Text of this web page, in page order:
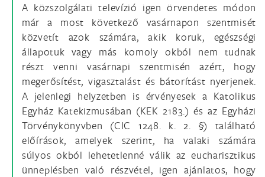
A közszolgálati televízió igen örvendetes módon
már a most következő vasárnapon szentmisét
közvetít azok számára, akik koruk, egészségi
állapotuk vagy más komoly okból nem tudnak
részt venni vasárnapi szentmisén azért, hogy
megerősítést, vigasztalást és bátorítást nyerjenek.
A jelenlegi helyzetben is érvényesek a Katolikus
Egyház Katekizmusában (KEK 2183.) és az Egyházi
Törvénykönyvben (CIC 1248. k. 2. §) található
előírások, amelyek szerint, ha valaki számára
súlyos okból lehetetlenné válik az eucharisztikus
ünneplésben való részvétel, igen ajánlatos, hogy